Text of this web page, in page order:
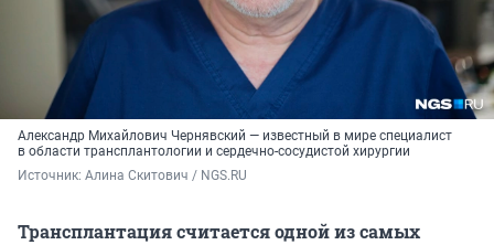
Александр Михайлович Чернявский — известный в мире специалист
в области трансплантологии и сердечно-сосудистой хирургии
Источник: Алина Скитович / NGS.RU
Трансплантация считается одной из самых